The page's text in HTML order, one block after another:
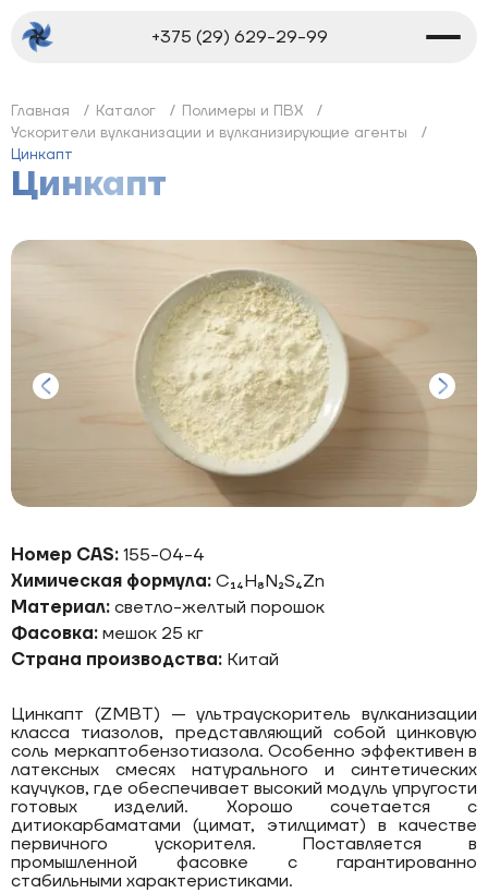
+375 (29) 629-29-99
Главная Каталог
Полимеры и ПВХ
Ускорители вулканизации и вулканизирующие агенты
Цинкапт
Цинкапт
Номер CAS: 155-04-4
Химическая формула: C₁₄H₈N₂S₄Zn
Материал: светло-желтый порошок
Фасовка: мешок 25 кг
Страна производства: Китай
Цинкапт (ZMBT) — ультраускоритель вулканизации
класса тиазолов, представляющий собой цинковую
соль меркаптобензотиазола. Особенно эффективен в
латексных смесях натурального и синтетических
каучуков, где обеспечивает высокий модуль упругости
готовых изделий. Хорошо сочетается с
дитиокарбаматами (цимат, этилцимат) в качестве
первичного ускорителя. Поставляется в
промышленной фасовке с гарантированно
стабильными характеристиками.